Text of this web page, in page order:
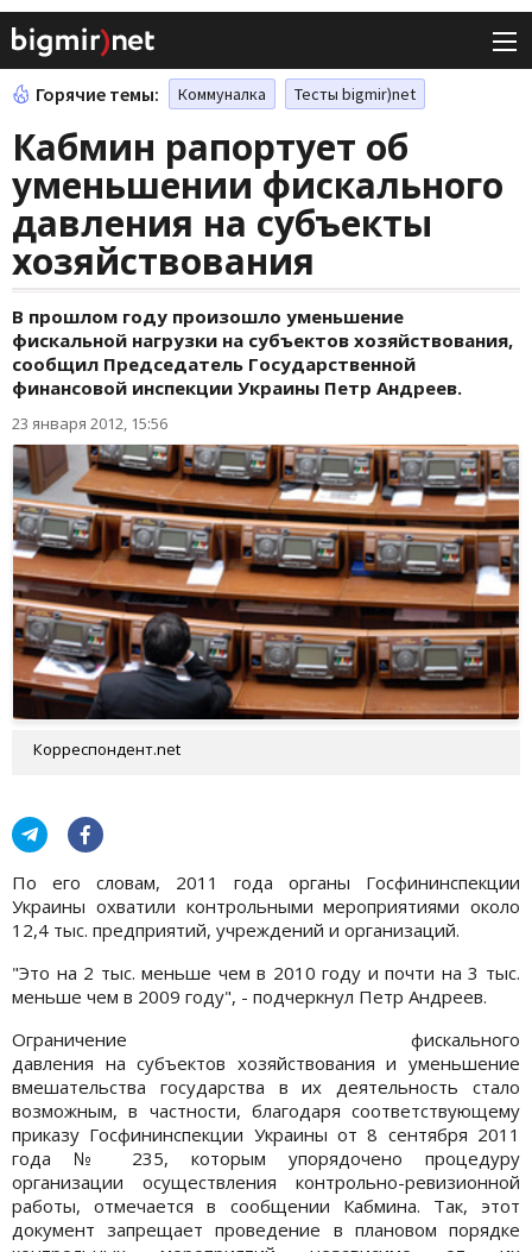
Горячие темы: Коммуналка Тесты bigmir)net
Кабмин рапортует об
уменьшении фискального
давления на субъекты
хозяйствования
В прошлом году произошло уменьшение
фискальной нагрузки на субъектов хозяйствования,
сообщил Председатель Государственной
финансовой инспекции Украины Петр Андреев.
23 января 2012, 15:56
Корреспондент.net
По его словам, 2011 года органы Госфининспекции
Украины охватили контрольными мероприятиями около
12,4 тыс. предприятий, учреждений и организаций.
"Это на 2 тыс. меньше чем в 2010 году и почти на 3 тыс.
меньше чем в 2009 году", - подчеркнул Петр Андреев.
Ограничение фискального
давления на субъектов хозяйствования и уменьшение
вмешательства государства в их деятельность стало
возможным, в частности, благодаря соответствующему
приказу Госфининспекции Украины от 8 сентября 2011
года № 235, которым упорядочено процедуру
организации осуществления контрольно-ревизионной
работы, отмечается в сообщении Кабмина. Так, этот
документ запрещает проведение в плановом порядке